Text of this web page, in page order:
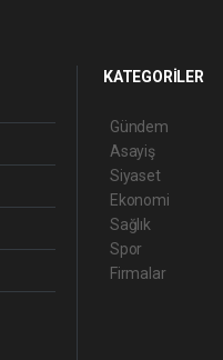
KATEGORİLER
Gündem
Asayiş
Siyaset
Ekonomi
Sağlık
Spor
Firmalar